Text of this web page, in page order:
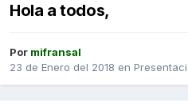
Hola a todos,
Por mifransal
23 de Enero del 2018 en